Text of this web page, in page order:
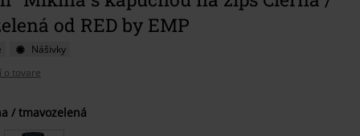
od RED by EMP
Nášivky
o tovare
/ tmavozelená